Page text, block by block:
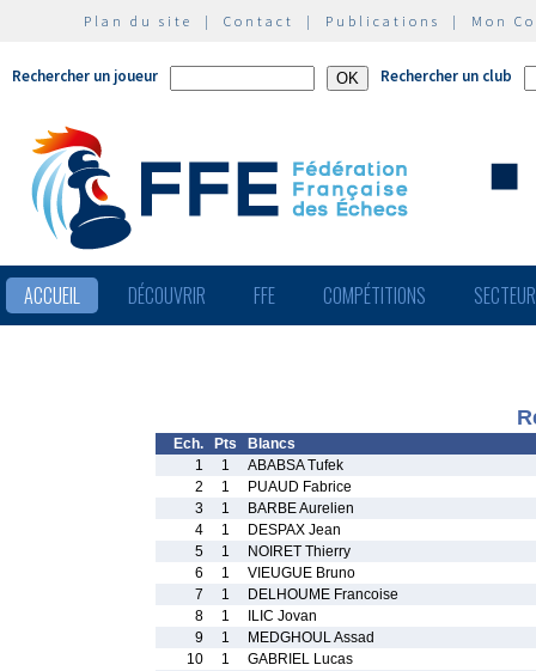
Plan du site | Contact | Publications | Mon
Rechercher un joueur Rechercher un club
ACCUEIL DÉCOUVRIR FFE COMPÉTITIONS
Ech. Pts
Blancs
1
1
ABABSA Tufek
2
1
PUAUD Fabrice
3
1
BARBE Aurelien
4
1
DESPAX Jean
5
1
NOIRET Thierry
6
1
VIEUGUE Bruno
7
1
DELHOUME Francoise
8
1
ILIC Jovan
9
1
MEDGHOUL Assad
10
1
GABRIEL Lucas